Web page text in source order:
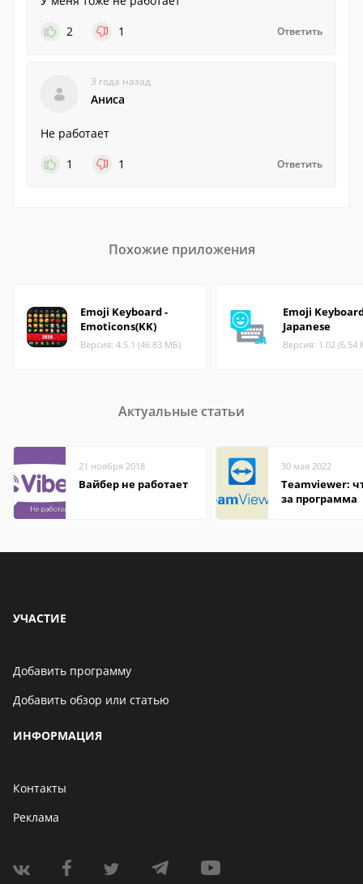
2
1 Ответить
3 года назад
Аниса
Не работает
1
1 Ответить
Похожие приложения
Emoji Keyboard -
Emoticons(KK)
Версия: 4.5.1 (46.83 МБ)
Emoji
Japanese
Версия: 1.02 (6.54
Актуальные статьи
21 ноября 2018
Вайбер не работает
30 мая 2022
Teamviewer:
за программа
УЧАСТИЕ
Добавить программу
Добавить обзор или статью
ИНФОРМАЦИЯ
Контакты
Реклама